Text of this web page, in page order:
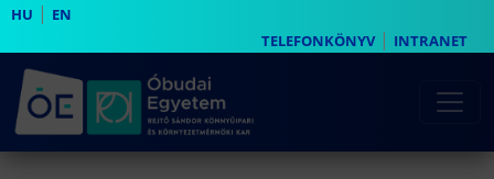
HU | EN
TELEFONKÖNYV| INTRANET